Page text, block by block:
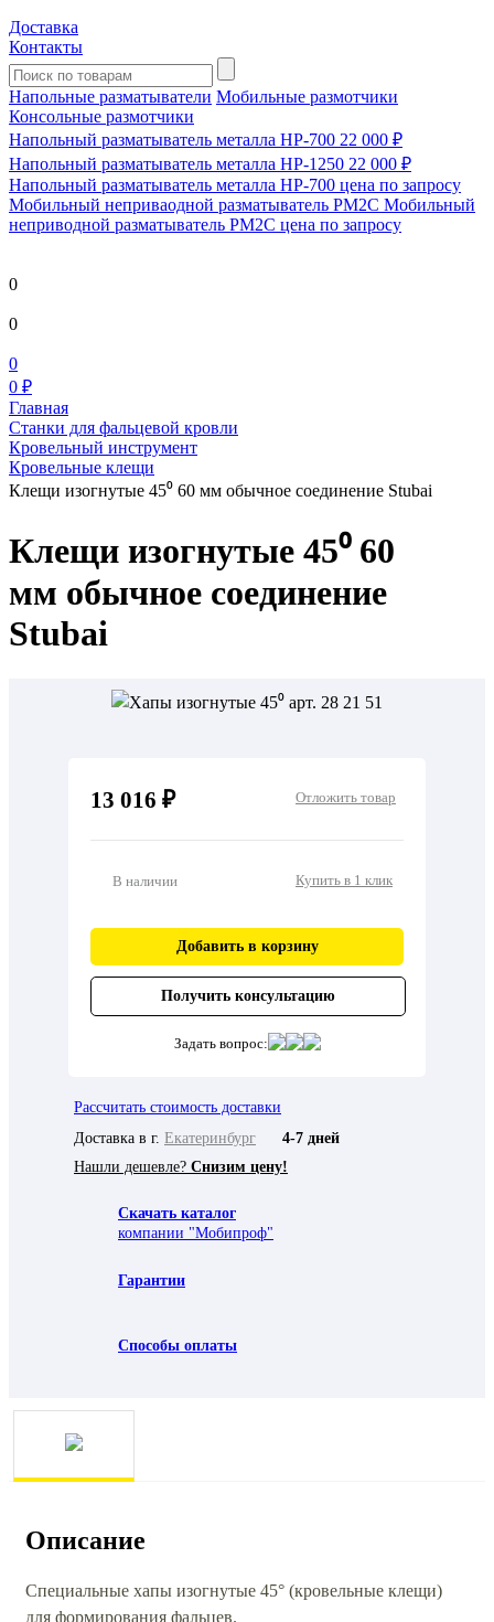
Доставка
Контакты
Напольные разматыватели Мобильные размотчики
Консольные размотчики
Напольный разматыватель металла HP-700 22 000 ₽
Напольный разматыватель металла HP-1250 22 000 ₽
Напольный разматыватель металла HP-700 цена по запросу
Мобильный непривaодной разматыватель РМ2С Мобильный
неприводной разматыватель РМ2С цена по запросу
0
0
0
0 ₽
Главная
Станки для фальцевой кровли
Кровельный инструмент
Кровельные клещи
Клещи изогнутые 45⁰ 60 мм обычное соединение Stubai
Клещи изогнутые 45⁰ 60
мм обычное соединение
Stubai
13 016 ₽ Отложить товар
В наличии Купить в 1 клик
Добавить в корзину
Получить консультацию
Задать вопрос:
Рассчитать стоимость доставки
Доставка в г. Екатеринбург
4-7 дней
Нашли дешевле? Снизим цену!
Скачать каталог
компании "Мобипроф"
Гарантии
Способы оплаты
Описание
Специальные хапы изогнутые 45° (кровельные клещи)
для формирования фальцев.